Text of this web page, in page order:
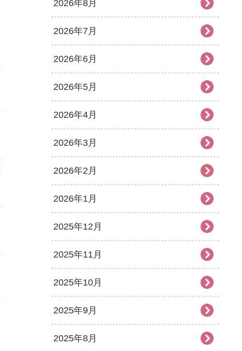
2026年8月
2026年7月
2026年6月
2026年5月
2026年4月
2026年3月
2026年2月
2026年1月
2025年12月
2025年11月
2025年10月
2025年9月
2025年8月